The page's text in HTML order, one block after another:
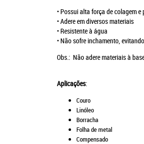
• Possui alta força de colagem e
• Adere em diversos materiais
• Resistente à água
• Não sofre inchamento,
Obs.: Não adere materiais à
Aplicações:
Couro
Linóleo
Borracha
Folha de metal
Compensado